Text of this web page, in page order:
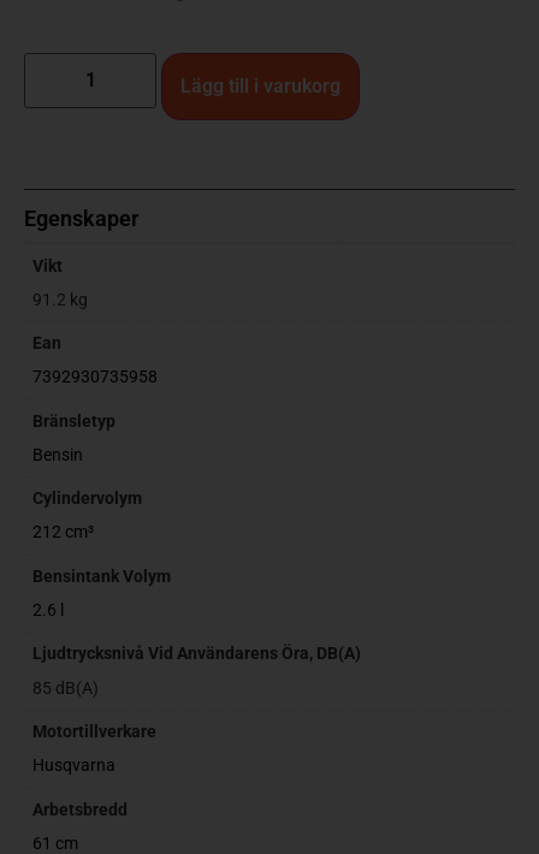
Lägg till i varukorg
Egenskaper
Vikt
91.2 kg
Ean
7392930735958
Bränsletyp
Bensin
Cylindervolym
212 cm³
Bensintank Volym
2.6 l
Ljudtrycksnivå Vid Användarens Öra, DB(A)
85 dB(A)
Motortillverkare
Husqvarna
Arbetsbredd
61 cm